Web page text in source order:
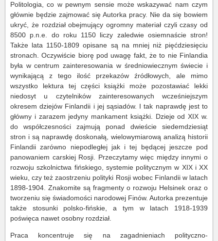
Politologia, co w pewnym sensie może wskazywać nam czym
głównie będzie zajmować się Autorka pracy. Nie da się bowiem
ukryć, że rozdział obejmujący ogromny materiał czyli czasy od
8500 p.n.e. do roku 1150 liczy zaledwie osiemnaście stron!
Także lata 1150-1809 opisane są na mniej niż pięćdziesięciu
stronach. Oczywiście biorę pod uwagę fakt, że to nie Finlandia
była w centrum zainteresowania w średniowiecznym świecie i
wynikającą z tego ilość przekazów źródłowych, ale mimo
wszystko lektura tej części książki może pozostawiać lekki
niedosyt u czytelników zainteresowanych wcześniejszym
okresem dziejów Finlandii i jej sąsiadów. I tak naprawdę jest to
główny i zarazem jedyny mankament książki. Dzieje od XIX w.
do współczesności zajmują ponad dwieście siedemdziesiąt
stron i są naprawdę doskonałą, wielowymiarową analizą historii
Finlandii zarówno niepodległej jak i tej będącej jeszcze pod
panowaniem carskiej Rosji. Przeczytamy więc między innymi o
rozwoju szkolnictwa fińskiego, systemie politycznym w XIX i XX
wieku, czy też zaostrzeniu polityki Rosji wobec Finlandii w latach
1898-1904. Znakomite są fragmenty o rozwoju Helsinek oraz o
tworzeniu się świadomości narodowej Finów. Autorka prezentuje
także stosunki polsko-fińskie, a tym w latach 1918-1939
poświęca nawet osobny rozdział.
Praca koncentruje się na zagadnieniach polityczno-